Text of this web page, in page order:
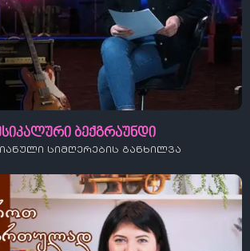
ბექგრაუნდი
სიმღერების განხილვა